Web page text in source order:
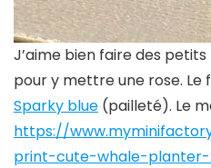
J’aime bien faire des
pour y mettre une rose. Le
Sparky blue (pailleté). Le
https://
print-cute-whale-planter-